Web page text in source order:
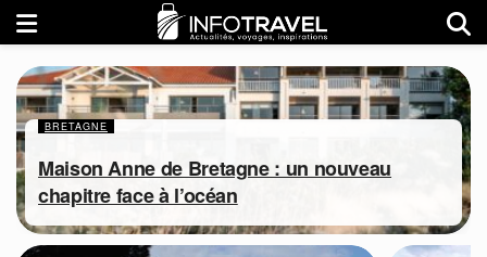
BRETAGNE
Maison Anne de Bretagne : un nouveau
chapitre face à l’océan